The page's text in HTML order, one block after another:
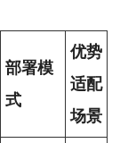
部署模
式
优势
适配
场景